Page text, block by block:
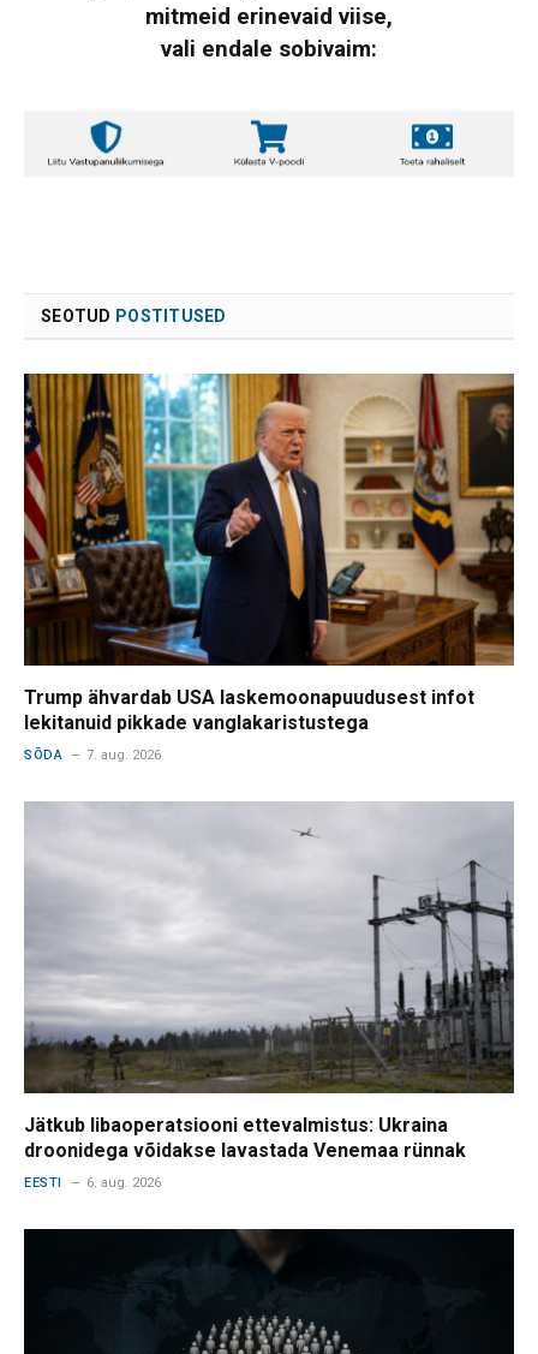
mitmeid erinevaid viise,
vali endale sobivaim:
SEOTUD POSTITUSED
Trump ähvardab USA laskemoonapuudusest infot
lekitanuid pikkade vanglakaristustega
SÕDA 7. aug. 2026
Jätkub libaoperatsiooni ettevalmistus: Ukraina
droonidega võidakse lavastada Venemaa rünnak
EESTI 6. aug. 2026